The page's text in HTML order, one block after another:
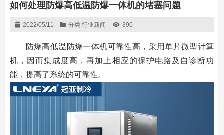
如何处理防爆高低温防爆一体机的堵塞问题
2022/05/11 分类:行业新闻 390
防爆高低温防爆一体机可靠性高，采用单片微型计算
机，因而集成度高，再加上相应的保护电路及自诊断功
能，提高了系统的可靠性。